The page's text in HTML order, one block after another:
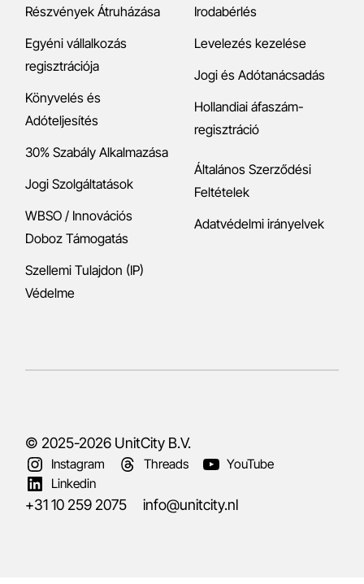
Részvények Átruházása
Egyéni vállalkozás
regisztrációja
Könyvelés és
Adóteljesítés
30% Szabály Alkalmazása
Jogi Szolgáltatások
WBSO / Innovációs
Doboz Támogatás
Szellemi Tulajdon (IP)
Védelme
Irodabérlés
Levelezés kezelése
Jogi és Adótanácsadás
Hollandiai áfaszám-
regisztráció
Általános Szerződési
Feltételek
Adatvédelmi irányelvek
© 2025-2026 UnitCity B.V.
Instagram Threads
YouTube
Linkedin
+31 10 259 2075 info@unitcity.nl